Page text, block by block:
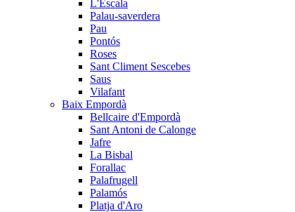
L'Escala
Palau-saverdera
Pau
Pontós
Roses
Sant Climent Sescebes
Saus
Vilafant
Baix Empordà
Bellcaire d'Empordà
Sant Antoni de Calonge
Jafre
La Bisbal
Forallac
Palafrugell
Palamós
Platja d'Aro